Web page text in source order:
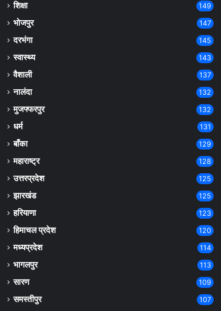
शिक्षा 149
भोजपुर 147
दरभंगा 145
स्वास्थ्य 143
वैशाली 137
नालंदा 132
मुजफ्फरपुर 132
धर्म 131
बाँका 129
महाराष्ट्र 128
उत्तरप्रदेश 125
झारखंड 125
हरियाणा 123
हिमाचल प्रदेश 120
मध्यप्रदेश 114
भागलपुर 113
सारण 109
समस्तीपुर 107